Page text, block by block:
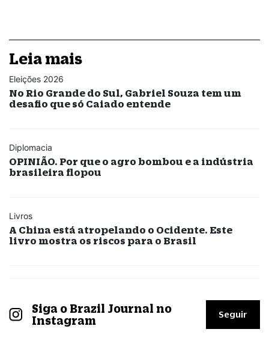
Leia mais
Eleições 2026
No Rio Grande do Sul, Gabriel Souza tem um
desafio que só Caiado entende
Diplomacia
OPINIÃO. Por que o agro bombou e a indústria
brasileira flopou
Livros
A China está atropelando o Ocidente. Este
livro mostra os riscos para o Brasil
Siga o Brazil Journal no
Instagram
Seguir